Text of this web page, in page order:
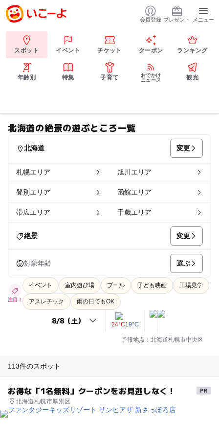
会員登録 プレゼント メニュー
スポット イベント チケット クーポン ランキング
年齢別 特集 子育て
おでかけ
ニュース
観光
北海道の絶景の遊ぶところ一覧
北海道 変更
札幌エリア 旭川エリア
登別エリア 函館エリア
帯広エリア 千歳エリア
絶景 変更
対象年齢 選ぶ
注目！
イベント 室内遊び場 プール 子ども映画 工場見学
アスレチック 雨の日でもOK
24°C19°C
予報地点：北海道札幌市中央区
113件のスポット
お得な「1名無料」クーポンをお見逃しなく！
北海道札幌市厚別区